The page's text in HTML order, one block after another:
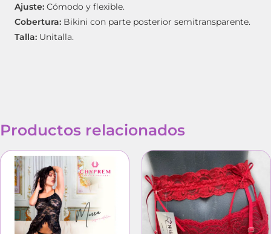
Ajuste: Cómodo y flexible.
Cobertura: Bikini con parte posterior semitransparente.
Talla: Unitalla.
Productos relacionados